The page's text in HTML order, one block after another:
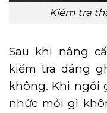
Kiểm tra
Sau khi nâng
kiểm tra dáng
không. Khi ngồi
nhức mỏi gì